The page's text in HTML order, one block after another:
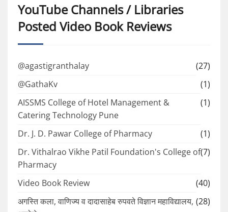
YouTube Channels / Libraries
Posted Video Book Reviews
@agastigranthalay
(27)
@GathaKv
(1)
AISSMS College of Hotel Management &
Catering Technology Pune
(1)
Dr. J. D. Pawar College of Pharmacy
(1)
Dr. Vithalrao Vikhe Patil Foundation's College of
Pharmacy
(7)
Video Book Review
(40)
अगस्ति कला, वाणिज्य व दादासाहेब रुपवते विज्ञान महाविद्यालय, (28)